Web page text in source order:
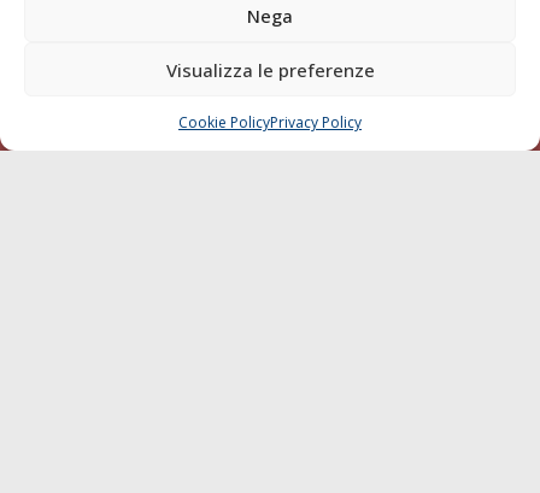
Nega
Visualizza le preferenze
Cookie PolicyPrivacy Policy
Compagnie di Navigazione
Diporto
Chi siamo
CHIAMA SCRIVI